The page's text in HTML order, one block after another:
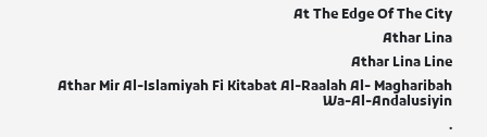
At The Edge Of The City
Athar Lina
Athar Lina Line
Athar Mir Al-Islamiyah Fi Kitabat Al-Raalah Al- Magharibah
Wa-Al-Andalusiyin
.